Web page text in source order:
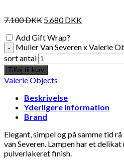
7.100DKK 5.680DKK
Add Gift Wrap?
Muller Van Severen x Valerie
sort antal
Tilføj til kurv
Valerie Objects
Beskrivelse
Yderligere information
Brand
Elegant, simpel og på samme tid
van Severen. Lampen har et
pulverlakeret finish.